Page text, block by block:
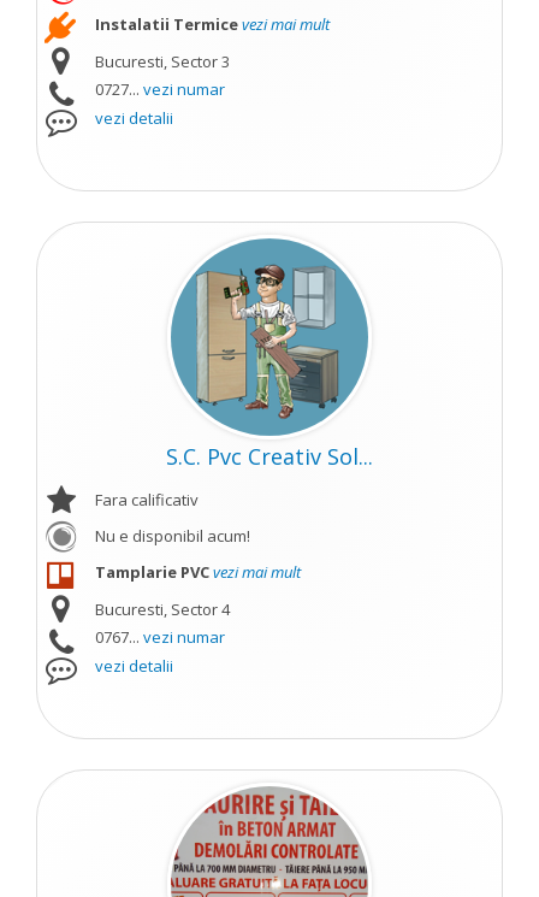
Instalatii Termicevezi mai mult
Bucuresti, Sector 3
0727... vezi numar
vezi detalii
S.C. Pvc Creativ Sol...
Fara calificativ
Nu e disponibil acum!
Tamplarie PVCvezi mai mult
Bucuresti, Sector 4
0767... vezi numar
vezi detalii